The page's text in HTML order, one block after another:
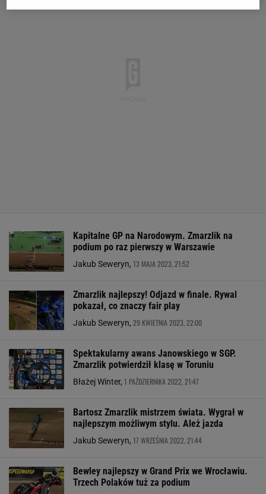
Kapitalne GP na Narodowym. Zmarzlik na
podium po raz pierwszy w Warszawie
Jakub Seweryn, 13 MAJA 2023, 21:52
Zmarzlik najlepszy! Odjazd w finale. Rywal
pokazał, co znaczy fair play
Jakub Seweryn, 29 KWIETNIA 2023, 22:00
Spektakularny awans Janowskiego w SGP.
Zmarzlik potwierdził klasę w Toruniu
Błażej Winter, 1 PAŹDZIERNIKA 2022, 21:47
Bartosz Zmarzlik mistrzem świata. Wygrał w
najlepszym możliwym stylu. Ależ jazda
Jakub Seweryn, 17 WRZEŚNIA 2022, 21:44
Bewley najlepszy w Grand Prix we Wrocławiu.
Trzech Polaków tuż za podium